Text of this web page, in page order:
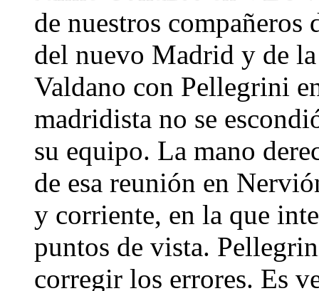
de nuestros compañeros
del nuevo Madrid y de
Valdano con Pellegrini
madridista no se
su equipo. La mano
de esa reunión en
y corriente, en la que
puntos de vista.
corregir los errores. Es